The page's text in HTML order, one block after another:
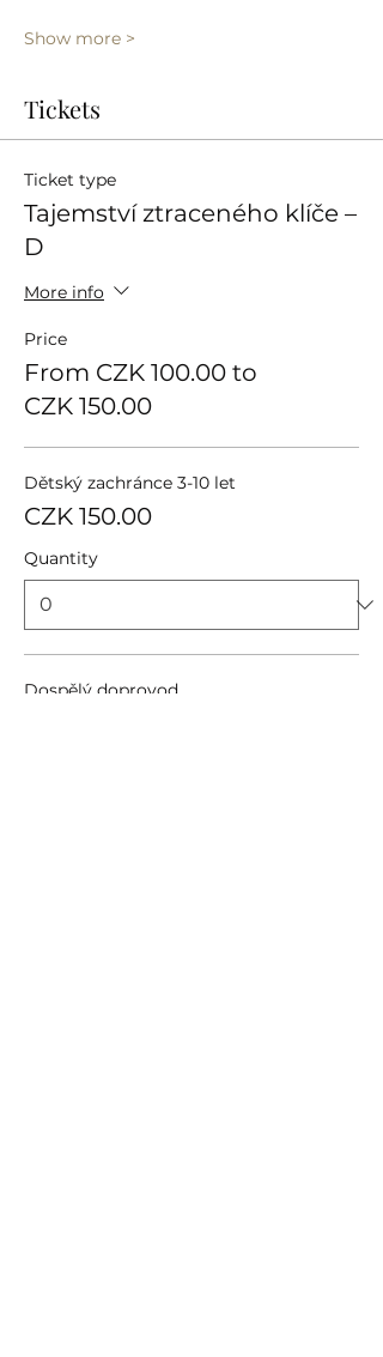
Show more >
Tickets
Ticket type
Tajemství ztraceného klíče –
D
More info
Price
From CZK 100.00 to
CZK 150.00
Dětský zachránce 3-10 let
CZK 150.00
Quantity
Dospělý doprovod